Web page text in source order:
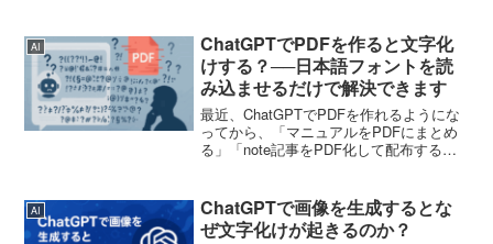
化は...
AI
ChatGPTでPDFを作ると文字化
けする？──日本語フォントを読
み込ませるだけで解決できます
最近、ChatGPTでPDFを作れるようにな
ってから、「マニュアルをPDFにまとめ
る」「note記事をPDF化して配布する」
化け問題。ChatGPTに日本語の文章を入
力...
AI
ChatGPTで画像を生成するとな
ぜ文字化けが起きるのか？